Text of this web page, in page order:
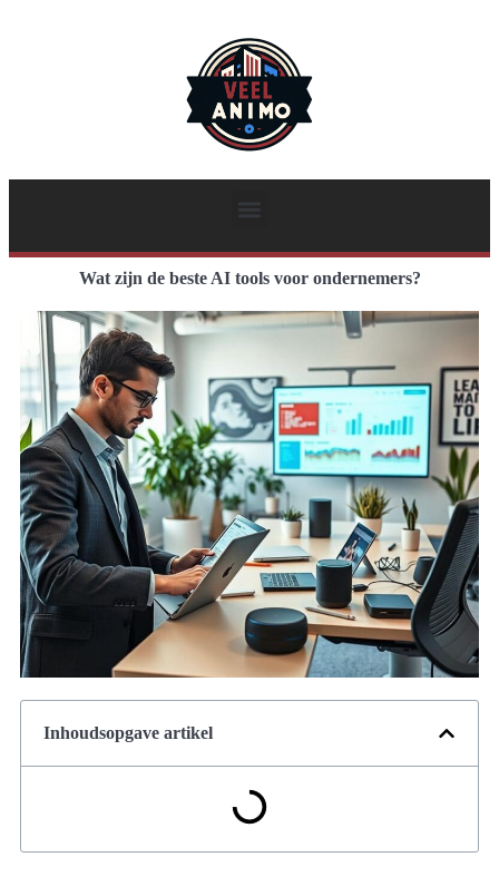
Wat zijn de beste AI tools voor ondernemers?
Inhoudsopgave artikel